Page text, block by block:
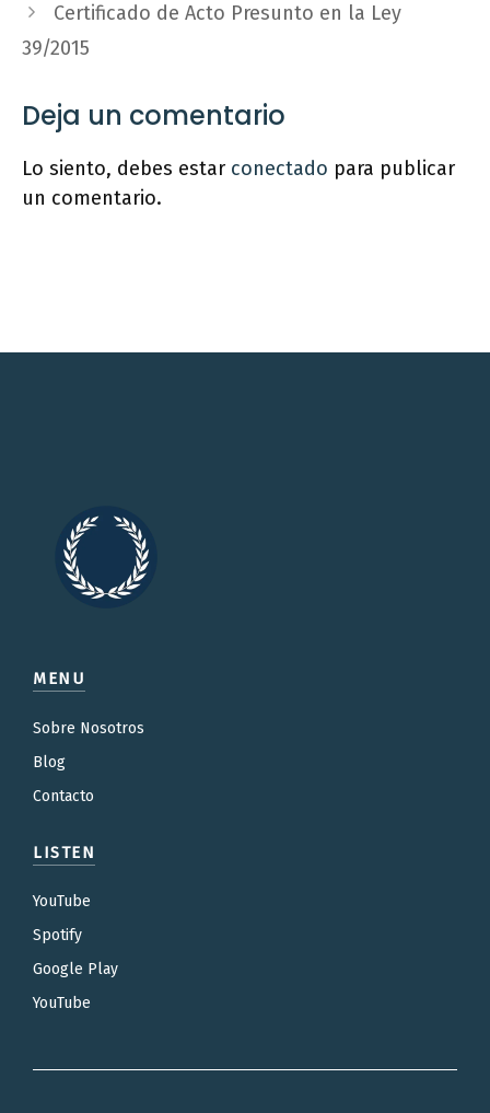
Certificado de Acto Presunto en la Ley
39/2015
Deja un comentario
Lo siento, debes estar conectado para publicar
un comentario.
MENU
Sobre Nosotros
Blog
Contacto
LISTEN
YouTube
Spotify
Google Play
YouTube